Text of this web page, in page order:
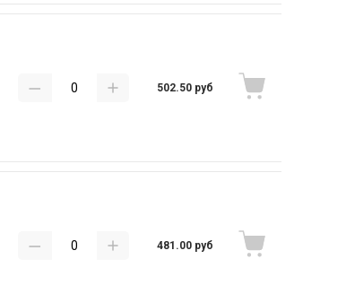
502.50 руб
481.00 руб